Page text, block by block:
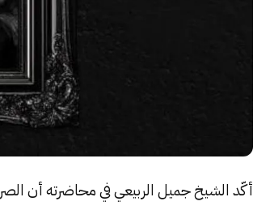
أكّد الشيخ جميل الربيعي في محاضرته أن